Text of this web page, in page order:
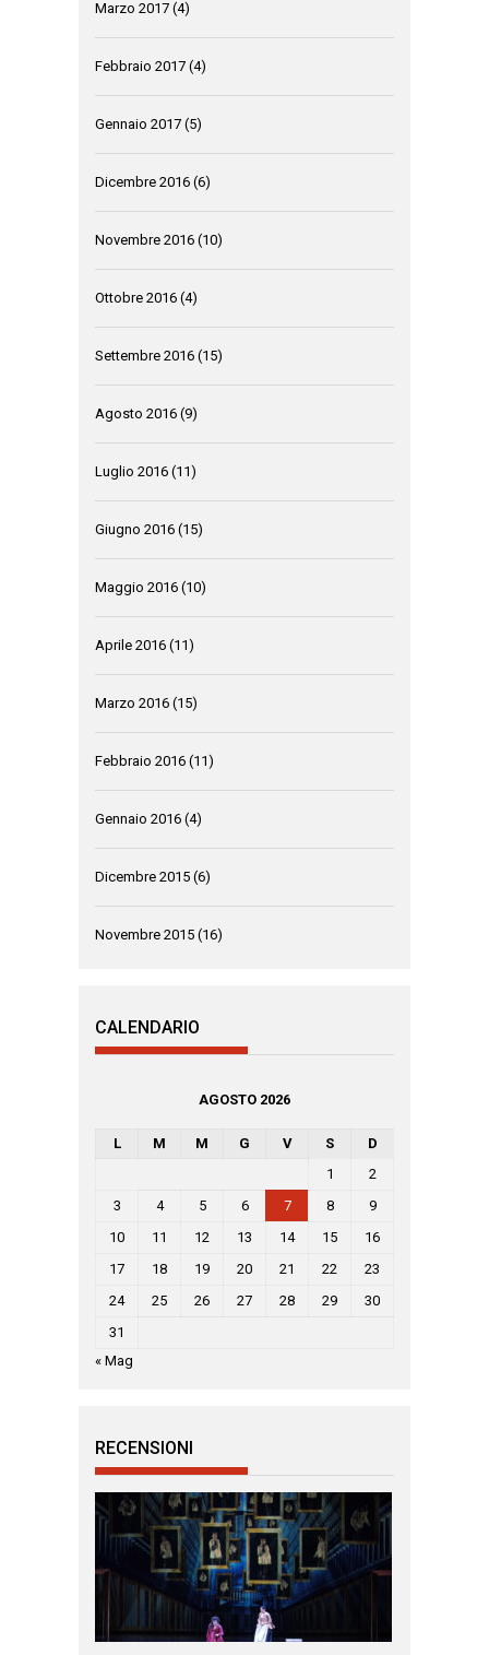
Marzo 2017 (4)
Febbraio 2017 (4)
Gennaio 2017 (5)
Dicembre 2016 (6)
Novembre 2016 (10)
Ottobre 2016 (4)
Settembre 2016 (15)
Agosto 2016 (9)
Luglio 2016 (11)
Giugno 2016 (15)
Maggio 2016 (10)
Aprile 2016 (11)
Marzo 2016 (15)
Febbraio 2016 (11)
Gennaio 2016 (4)
Dicembre 2015 (6)
Novembre 2015 (16)
CALENDARIO
AGOSTO 2026
L M M G V S
D
1
2
3
4 5 6 7 8
9
10
11 12 13 14 15
16
17
18 19 20 21 22
23
24
25 26 27 28 29
30
31
« Mag
RECENSIONI